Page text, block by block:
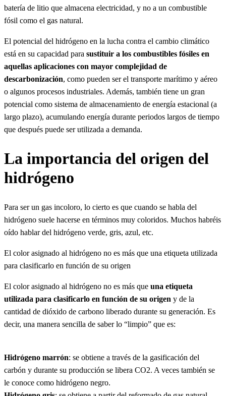
batería de litio que almacena electricidad, y no a un combustible
fósil como el gas natural.
El potencial del hidrógeno en la lucha contra el cambio climático
está en su capacidad para sustituir a los combustibles fósiles en
aquellas aplicaciones con mayor complejidad de
descarbonización, como pueden ser el transporte marítimo y aéreo
o algunos procesos industriales. Además, también tiene un gran
potencial como sistema de almacenamiento de energía estacional (a
largo plazo), acumulando energía durante periodos largos de tiempo
que después puede ser utilizada a demanda.
La importancia del origen del
hidrógeno
Para ser un gas incoloro, lo cierto es que cuando se habla del
hidrógeno suele hacerse en términos muy coloridos. Muchos habréis
oído hablar del hidrógeno verde, gris, azul, etc.
El color asignado al hidrógeno no es más que una etiqueta utilizada
para clasificarlo en función de su origen
El color asignado al hidrógeno no es más que una etiqueta
utilizada para clasificarlo en función de su origen y de la
cantidad de dióxido de carbono liberado durante su generación. Es
decir, una manera sencilla de saber lo “limpio” que es:
Hidrógeno marrón: se obtiene a través de la gasificación del
carbón y durante su producción se libera CO2. A veces también se
le conoce como hidrógeno negro.